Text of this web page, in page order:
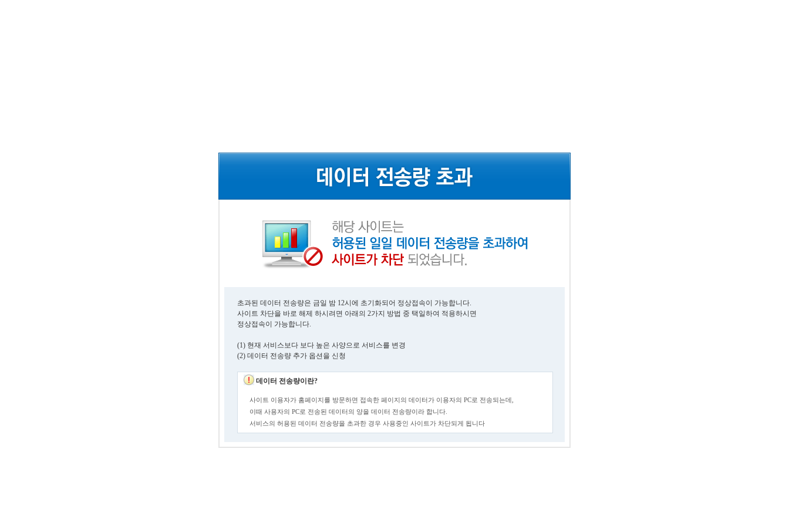
초과된 데이터 전송량은 금일 밤 12시에 초기화되어 정상접속이 가능합니다.
사이트 차단을 바로 해제 하시려면 아래의 2가지 방법 중 택일하여 적용하시면
정상접속이 가능합니다.
(1) 현재 서비스보다 보다 높은 사양으로 서비스를 변경
(2) 데이터 전송량 추가 옵션을 신청
데이터 전송량이란?
사이트 이용자가 홈페이지를 방문하면 접속한 페이지의 데이터가 이용자의 PC로 전송되는데,
이때 사용자의 PC로 전송된 데이터의 양을 데이터 전송량이라 합니다.
서비스의 허용된 데이터 전송량을 초과한 경우 사용중인 사이트가 차단되게 됩니다